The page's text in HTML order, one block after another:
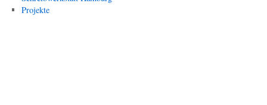
Projekte